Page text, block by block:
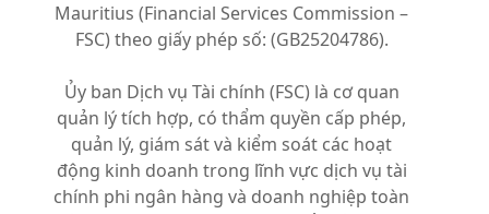
Mauritius (Financial Services Commission –
FSC) theo giấy phép số: (GB25204786).
Ủy ban Dịch vụ Tài chính (FSC) là cơ quan
quản lý tích hợp, có thẩm quyền cấp phép,
quản lý, giám sát và kiểm soát các hoạt
động kinh doanh trong lĩnh vực dịch vụ tài
chính phi ngân hàng và doanh nghiệp toàn